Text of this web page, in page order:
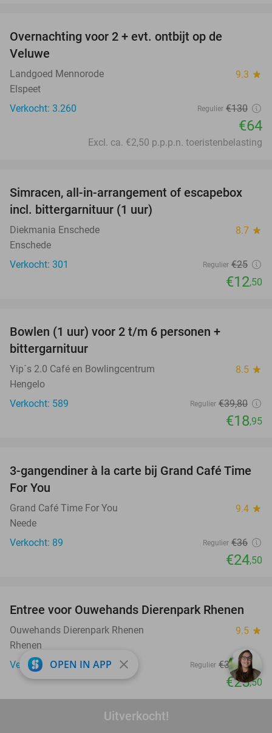
Uitverkocht!
Overnachting voor 2 + evt. ontbijt op de
Veluwe
Landgoed Mennorode 9.3 star
Elspeet
Verkocht: 3.260
Regulier €130
€64
Excl. ca. €2,50 p.p.p.n. toeristenbelasting
50%
Simracen, all-in-arrangement of escapebox
incl. bittergarnituur (1 uur)
Diekmania Enschede 8.7 star
Enschede
Verkocht: 301
Regulier €25
€12,50
Bowlen (1 uur) voor 2 t/m 6 personen +
bittergarnituur
Yip´s 2.0 Café en Bowlingcentrum 8.5 star
Hengelo
Verkocht: 589
Regulier €39,80
€18,95
32%
3-gangendiner à la carte bij Grand Café Time
For You
Grand Café Time For You 9.4 star
Neede
Verkocht: 89
Regulier €36
€24,50
19%
Entree voor Ouwehands Dierenpark Rhenen
Ouwehands Dierenpark Rhenen 9.5 star
Rhenen
Verkocht: 3.302
Regulier €31,50
€25,50
favorite_border
OPEN IN APP close